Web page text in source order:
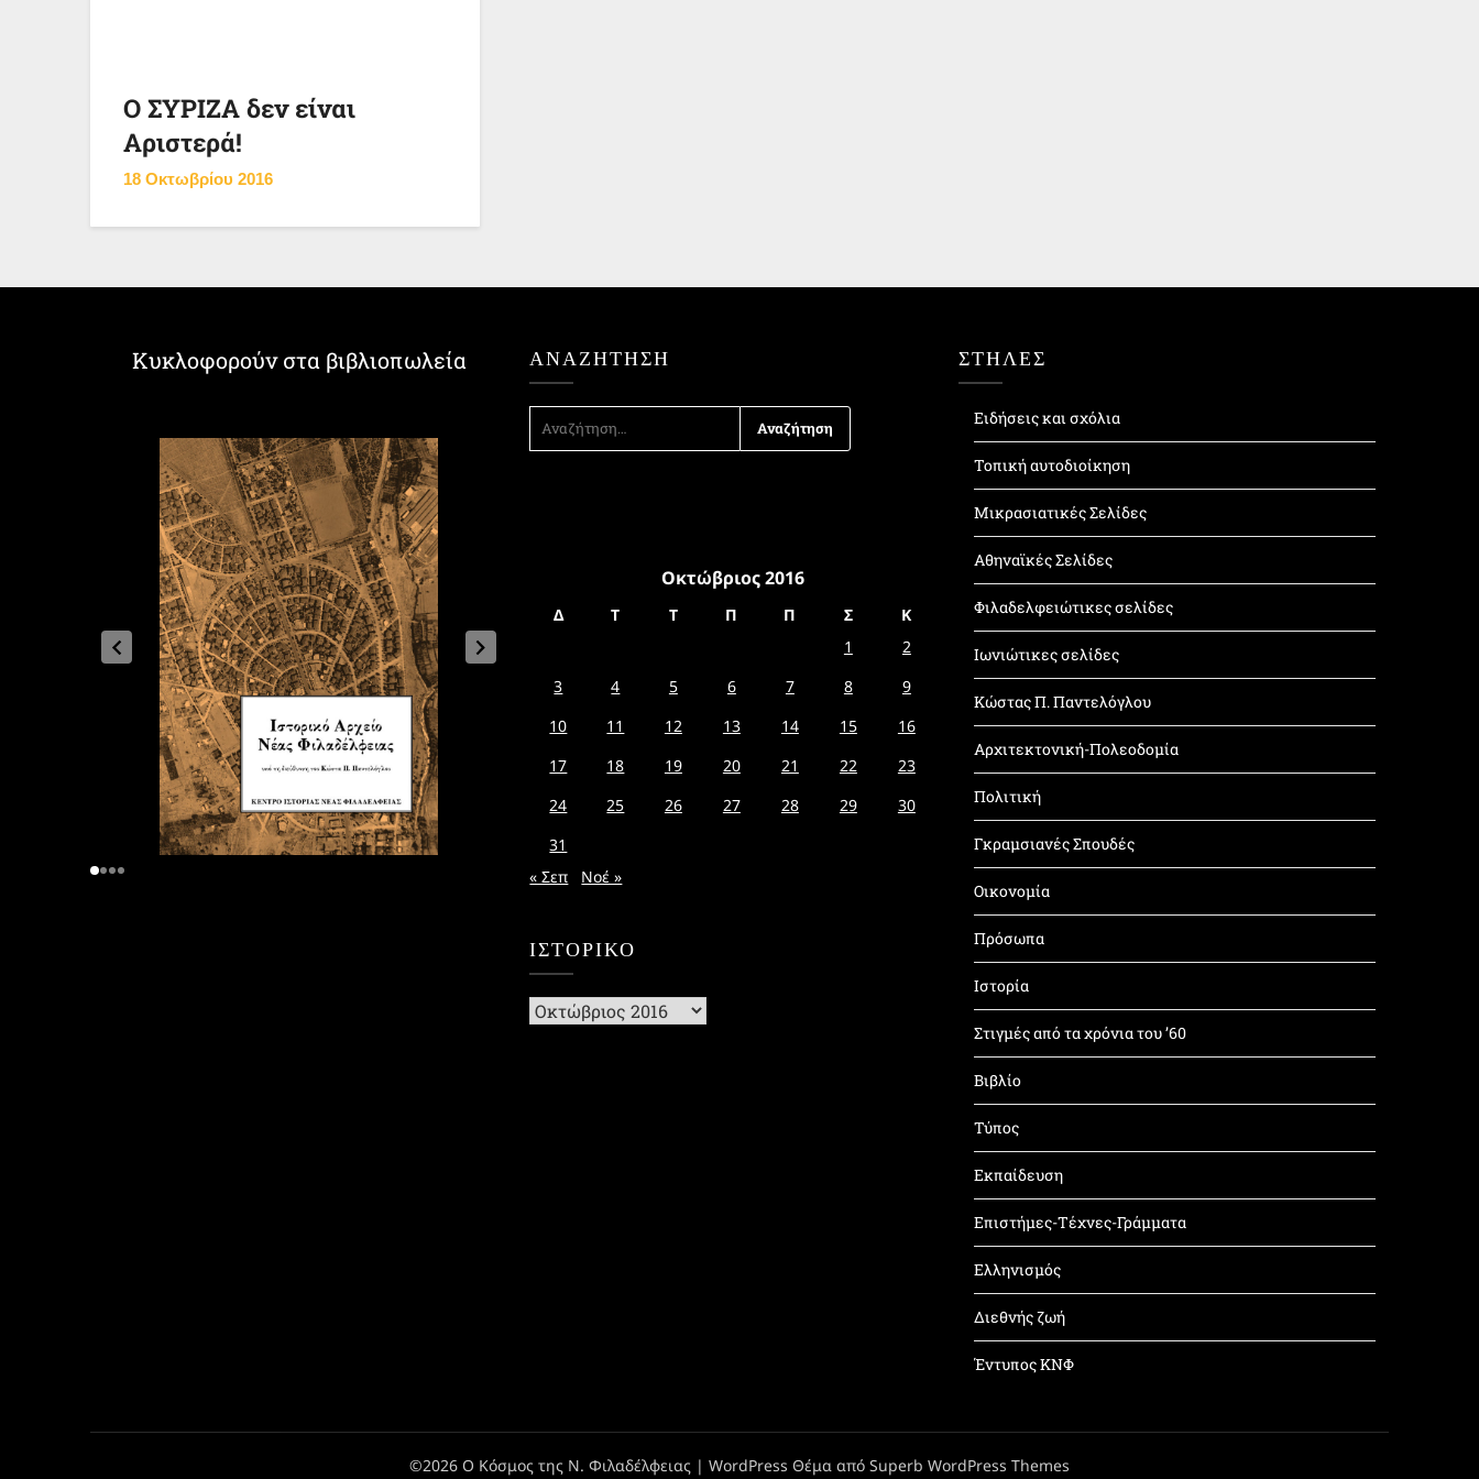
Ο ΣΥΡΙΖΑ δεν είναι
Αριστερά!
18 Οκτωβρίου 2016
Κυκλοφορούν στα βιβλιοπωλεία ΑΝΑΖΉΤΗΣΗ
ΓΙΑ:
Οκτώβριος 2016
Δ Τ Τ Π Π Σ
Κ
1
2
3
4 5 6 7 8
9
10
11 12 13 14 15
16
17
18 19 20 21 22
23
24
25 26 27 28 29
30
31
« Σεπ
Νοέ »
ΙΣΤΟΡΙΚΌ
Ιστορικό
ΣΤΗΛΕΣ
Ειδήσεις και σχόλια
Τοπική αυτοδιοίκηση
Μικρασιατικές Σελίδες
Αθηναϊκές Σελίδες
Φιλαδελφειώτικες σελίδες
Ιωνιώτικες σελίδες
Κώστας Π. Παντελόγλου
Αρχιτεκτονική-Πολεοδομία
Πολιτική
Γκραμσιανές Σπουδές
Οικονομία
Πρόσωπα
Ιστορία
Στιγμές από τα χρόνια του ’60
Βιβλίο
Τύπος
Εκπαίδευση
Επιστήμες-Τέχνες-Γράμματα
Ελληνισμός
Διεθνής ζωή
Έντυπος ΚΝΦ
©2026 Ο Κόσμος της Ν. Φιλαδέλφειας | WordPress Θέμα από Superb WordPress Themes